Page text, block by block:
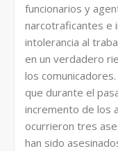
funcionarios y
narcotraficantes e
intolerancia al
en un verdadero
los
que durante el
incremento de los
ocurrieron tres
han sido